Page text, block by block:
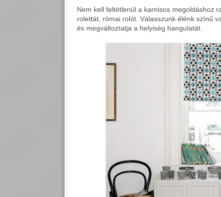
Nem kell feltétlenül a karnisos megoldáshoz
rolettát, római rolót. Válasszunk élénk színű
és megváltoztatja a helyiség hangulatát.